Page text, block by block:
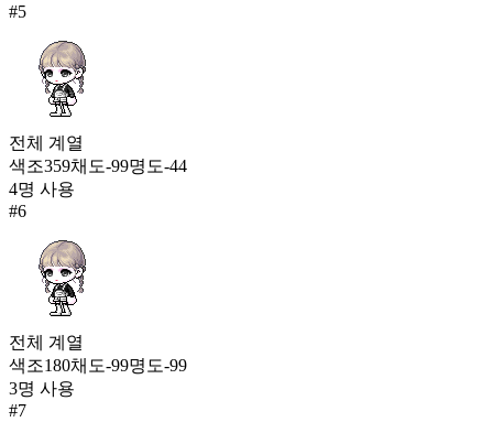
#5
전체 계열
색조359채도-99명도-44
4명 사용
#6
전체 계열
색조180채도-99명도-99
3명 사용
#7